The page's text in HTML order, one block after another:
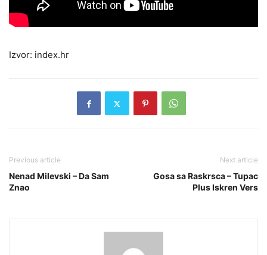
Izvor: index.hr
Previous article
Nenad Milevski – Da Sam
Znao
Next article
Gosa sa Raskrsca – Tupac
Plus Iskren Vers